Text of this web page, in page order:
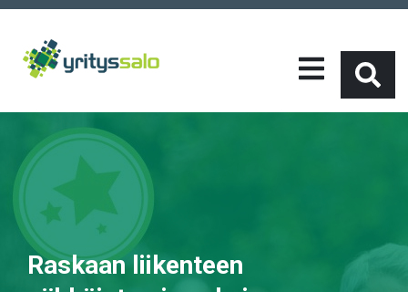
Raskaan liikenteen